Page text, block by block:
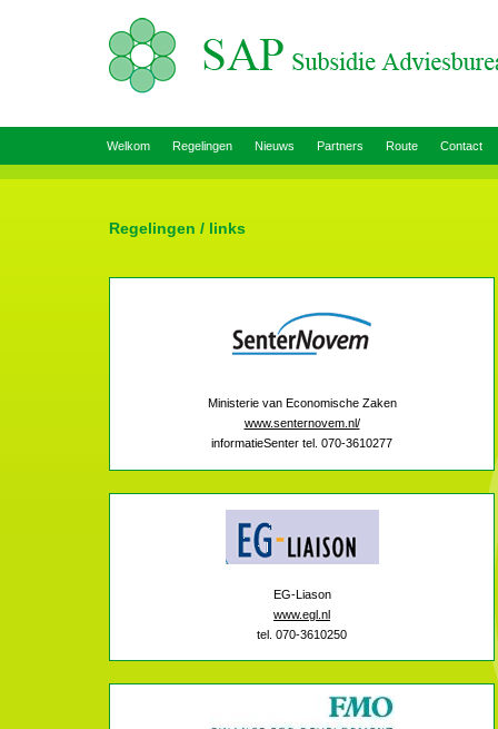
Welkom Regelingen Nieuws Partners Route Contact
Regelingen / links
Ministerie van Economische Zaken
www.senternovem.nl/
informatieSenter tel. 070-3610277
EG-Liason
www.egl.nl
tel. 070-3610250